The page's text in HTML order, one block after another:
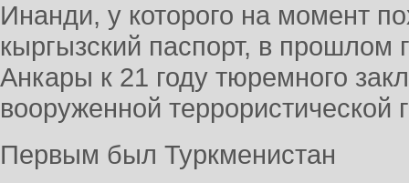
Инанди, у которого на момент
кыргызский паспорт, в прошлом
Анкары к 21 году тюремного
вооруженной террористической
Первым был Туркменистан